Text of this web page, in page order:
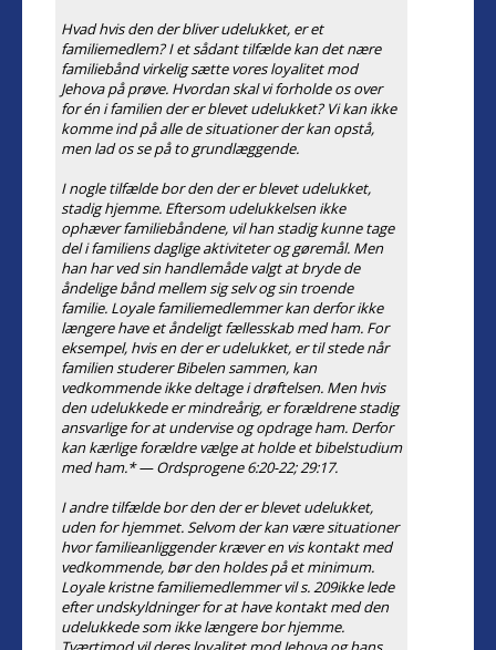
Hvad hvis den der bliver udelukket, er et
familiemedlem? I et sådant tilfælde kan det nære
familiebånd virkelig sætte vores loyalitet mod
Jehova på prøve. Hvordan skal vi forholde os over
for én i familien der er blevet udelukket? Vi kan ikke
komme ind på alle de situationer der kan opstå,
men lad os se på to grundlæggende.
I nogle tilfælde bor den der er blevet udelukket,
stadig hjemme. Eftersom udelukkelsen ikke
ophæver familiebåndene, vil han stadig kunne tage
del i familiens daglige aktiviteter og gøremål. Men
han har ved sin handlemåde valgt at bryde de
åndelige bånd mellem sig selv og sin troende
familie. Loyale familiemedlemmer kan derfor ikke
længere have et åndeligt fællesskab med ham. For
eksempel, hvis en der er udelukket, er til stede når
familien studerer Bibelen sammen, kan
vedkommende ikke deltage i drøftelsen. Men hvis
den udelukkede er mindreårig, er forældrene stadig
ansvarlige for at undervise og opdrage ham. Derfor
kan kærlige forældre vælge at holde et bibelstudium
med ham.* — Ordsprogene 6:20-22; 29:17.
I andre tilfælde bor den der er blevet udelukket,
uden for hjemmet. Selvom der kan være situationer
hvor familieanliggender kræver en vis kontakt med
vedkommende, bør den holdes på et minimum.
Loyale kristne familiemedlemmer vil s. 209ikke lede
efter undskyldninger for at have kontakt med den
udelukkede som ikke længere bor hjemme.